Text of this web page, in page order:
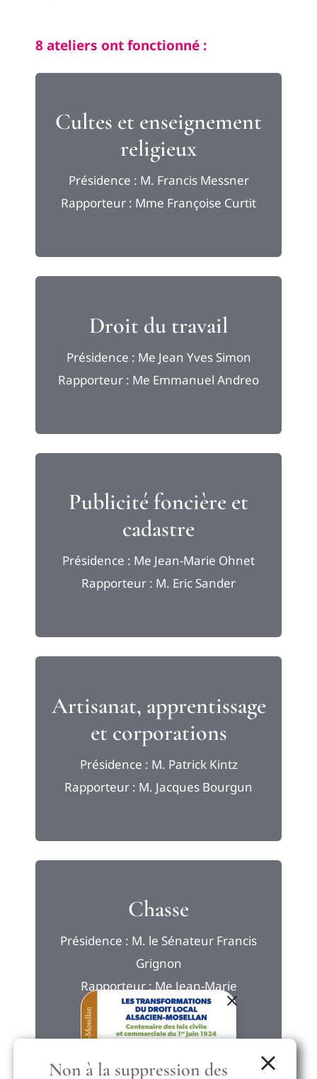
8 ateliers ont fonctionné :
Cultes et enseignement
religieux
Présidence : M. Francis Messner
Rapporteur : Mme Françoise Curtit
Droit du travail
Présidence : Me Jean Yves Simon
Rapporteur : Me Emmanuel Andreo
Publicité foncière et
cadastre
Présidence : Me Jean-Marie Ohnet
Rapporteur : M. Eric Sander
Artisanat, apprentissage
et corporations
Présidence : M. Patrick Kintz
Rapporteur : M. Jacques Bourgun
Chasse
Présidence : M. le Sénateur Francis
Grignon
Rapporteur : Me Jean-Marie
Sonnenmoser
Non à la suppression des